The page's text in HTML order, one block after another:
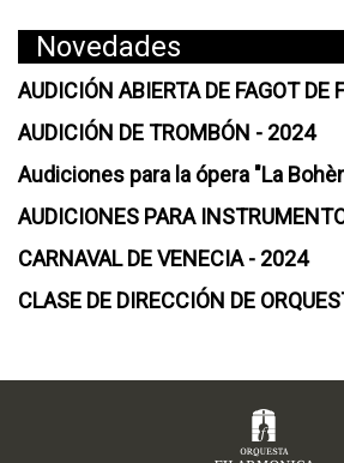
Novedades
AUDICIÓN ABIERTA DE FAGOT DE
AUDICIÓN DE TROMBÓN - 2024
Audiciones para la ópera "La
AUDICIONES PARA
CARNAVAL DE VENECIA - 2024
CLASE DE DIRECCIÓN DE